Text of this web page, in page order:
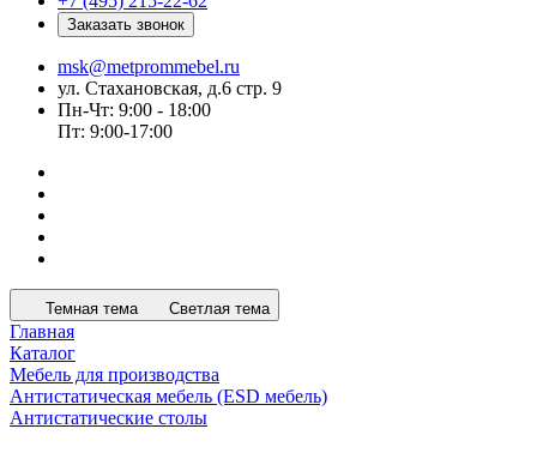
Заказать звонок
msk@metprommebel.ru
ул. Стахановская, д.6 стр. 9
Пн-Чт: 9:00 - 18:00
Пт: 9:00-17:00
Темная тема Светлая тема
Главная
Каталог
Мебель для производства
Антистатическая мебель (ESD мебель)
Антистатические столы